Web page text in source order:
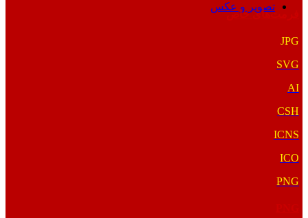
تصویر و عکس
فرمت‌های خاص
JPG
SVG
AI
CSH
ICNS
ICO
PNG